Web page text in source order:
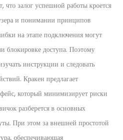
что залог успешной работы кроется
и понимании принципов
на этапе подключения могут
блокировке доступа. Поэтому
инструкции и следовать
Кракен предлагает
который минимизирует риски
разберется в основных
При этом за внешней простотой
обеспечивающая